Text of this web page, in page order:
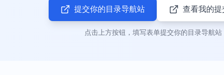
提交你的目录导航站 查看我的
点击上方按钮，填写表单提交你的目录导航站